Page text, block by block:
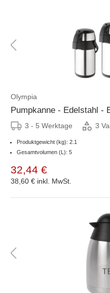
Olympia
Pumpkanne - Edelstahl -
3 - 5 Werktage 3
Produktgewicht (kg): 2.1
Gesamtvolumen (L): 5
32,44 €
38,60 € inkl. MwSt.